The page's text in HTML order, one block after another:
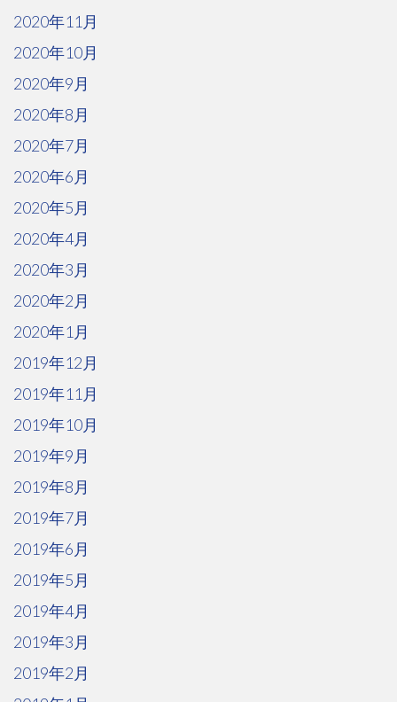
2020年11月
2020年10月
2020年9月
2020年8月
2020年7月
2020年6月
2020年5月
2020年4月
2020年3月
2020年2月
2020年1月
2019年12月
2019年11月
2019年10月
2019年9月
2019年8月
2019年7月
2019年6月
2019年5月
2019年4月
2019年3月
2019年2月